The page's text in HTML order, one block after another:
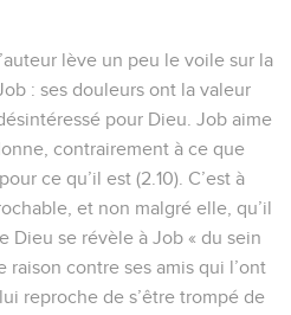
lève un peu le voile sur la
: ses douleurs ont la valeur
pour Dieu. Job aime
contrairement à ce que
ce qu’il est (2.10). C’est à
et non malgré elle, qu’il
Dieu se révèle à Job « du sein
contre ses amis qui l’ont
reproche de s’être trompé de